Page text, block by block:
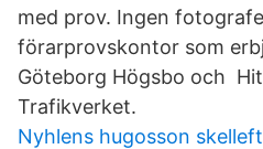
med prov. Ingen
förarprovskontor som
Göteborg Högsbo och
Trafikverket.
Nyhlens hugosson